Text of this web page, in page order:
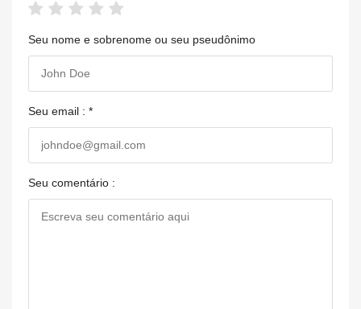
Seu nome e sobrenome ou seu pseudônimo
Seu email : *
Seu comentário :